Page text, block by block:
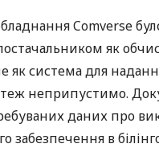
Comverse
як
як система для
неприпустимо.
даних про
забезпечення в